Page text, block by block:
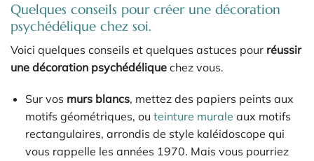
Quelques conseils pour créer une décoration
psychédélique chez soi.
Voici quelques conseils et quelques astuces pour réussir
une décoration psychédélique chez vous.
Sur vos murs blancs, mettez des papiers peints aux
motifs géométriques, ou teinture murale aux motifs
rectangulaires, arrondis de style kaléidoscope qui
vous rappelle les années 1970. Mais vous pourriez